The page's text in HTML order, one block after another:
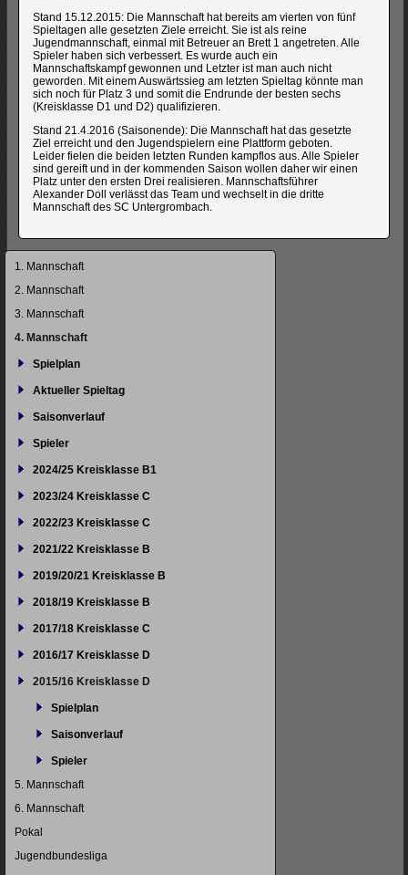
Stand 15.12.2015: Die Mannschaft hat bereits am vierten von fünf
Spieltagen alle gesetzten Ziele erreicht. Sie ist als reine
Jugendmannschaft, einmal mit Betreuer an Brett 1 angetreten. Alle
Spieler haben sich verbessert. Es wurde auch ein
Mannschaftskampf gewonnen und Letzter ist man auch nicht
geworden. Mit einem Auswärtssieg am letzten Spieltag könnte man
sich noch für Platz 3 und somit die Endrunde der besten sechs
(Kreisklasse D1 und D2) qualifizieren.
Stand 21.4.2016 (Saisonende): Die Mannschaft hat das gesetzte
Ziel erreicht und den Jugendspielern eine Plattform geboten.
Leider fielen die beiden letzten Runden kampflos aus. Alle Spieler
sind gereift und in der kommenden Saison wollen daher wir einen
Platz unter den ersten Drei realisieren. Mannschaftsführer
Alexander Doll verlässt das Team und wechselt in die dritte
Mannschaft des SC Untergrombach.
Navigation
1. Mannschaft
2. Mannschaft
3. Mannschaft
4. Mannschaft
Spielplan
Aktueller Spieltag
Saisonverlauf
Spieler
2024/25 Kreisklasse B1
2023/24 Kreisklasse C
2022/23 Kreisklasse C
2021/22 Kreisklasse B
2019/20/21 Kreisklasse B
2018/19 Kreisklasse B
2017/18 Kreisklasse C
2016/17 Kreisklasse D
2015/16 Kreisklasse D
Spielplan
Saisonverlauf
Spieler
5. Mannschaft
6. Mannschaft
Pokal
Jugendbundesliga